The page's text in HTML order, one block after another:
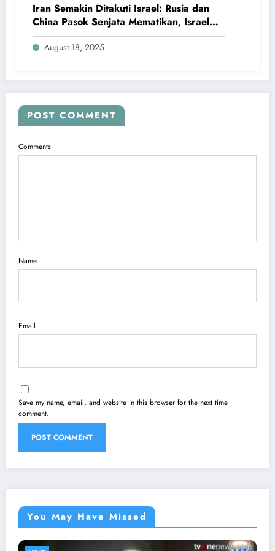
Iran Semakin Ditakuti Israel: Rusia dan
China Pasok Senjata Mematikan, Israel
dan AS Panik
August 18, 2025
POST COMMENT
Comments
Name
Email
Save my name, email, and website in this browser for the next time I
comment.
You May Have Missed